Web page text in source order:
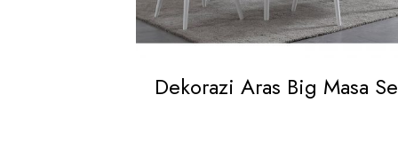
Dekorazi Aras Big Masa